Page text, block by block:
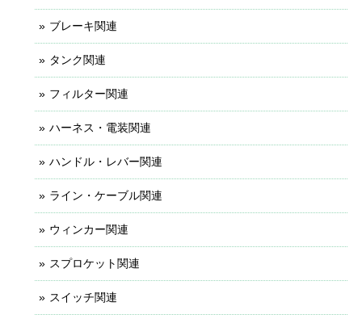
ブレーキ関連
タンク関連
フィルター関連
ハーネス・電装関連
ハンドル・レバー関連
ライン・ケーブル関連
ウィンカー関連
スプロケット関連
スイッチ関連